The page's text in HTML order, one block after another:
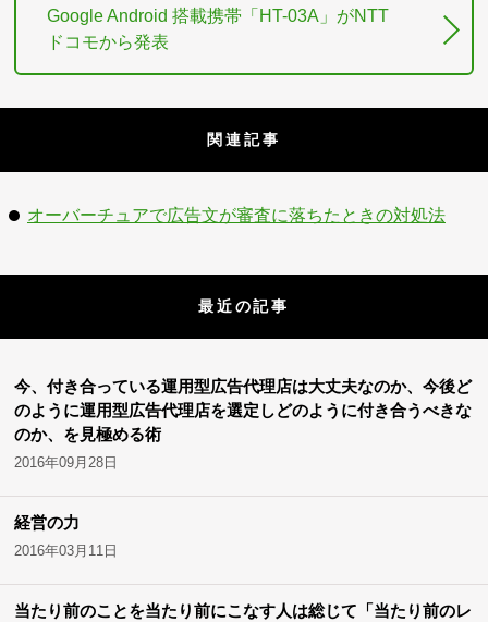
Google Android 搭載携帯「HT-03A」がNTT
ドコモから発表
関連記事
オーバーチュアで広告文が審査に落ちたときの対処法
最近の記事
今、付き合っている運用型広告代理店は大丈夫なのか、今後ど
のように運用型広告代理店を選定しどのように付き合うべきな
のか、を見極める術
2016年09月28日
経営の力
2016年03月11日
当たり前のことを当たり前にこなす人は総じて「当たり前のレ